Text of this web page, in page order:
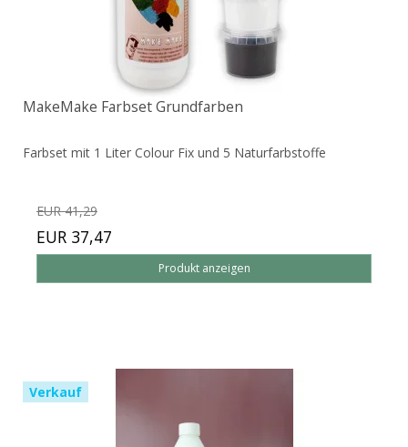
MakeMake Farbset Grundfarben
Farbset mit 1 Liter Colour Fix und 5 Naturfarbstoffe
EUR 41,29
EUR 37,47
Produkt anzeigen
Verkauf